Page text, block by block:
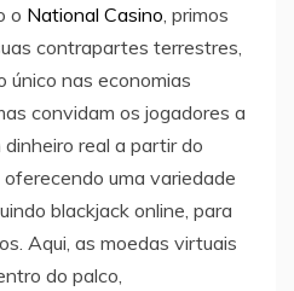
o National Casino , primos
contrapartes terrestres,
único nas economias
convidam os jogadores a
real a partir do
uma variedade
blackjack online, para
Aqui, as moedas virtuais
do palco,